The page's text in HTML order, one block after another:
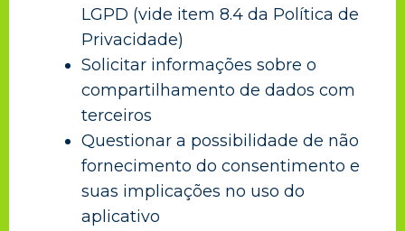
LGPD (vide item 8.4 da Política de
Privacidade)
Solicitar informações sobre o
compartilhamento de dados com
terceiros
Questionar a possibilidade de não
fornecimento do consentimento e
suas implicações no uso do
aplicativo